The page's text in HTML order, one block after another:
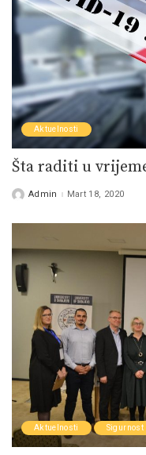
Aktuelnosti
Šta raditi u
PostedAdmin Mart 18, 2020
Aktuelnosti Sigurnost